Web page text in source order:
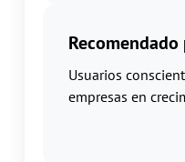
Recomendado
Usuarios
empresas en